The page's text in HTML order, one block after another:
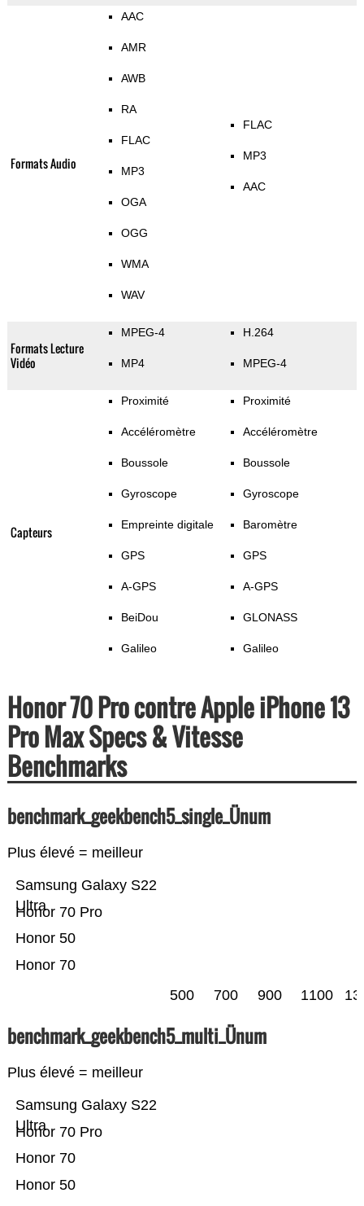
Formats Audio
AAC
AMR
AWB
RA
FLAC
MP3
OGA
OGG
WMA
WAV
FLAC
MP3
AAC
Formats Lecture
Vidéo
MPEG-4
MP4
H.264
MPEG-4
Capteurs
Proximité
Accéléromètre
Boussole
Gyroscope
Empreinte digitale
GPS
A-GPS
BeiDou
Galileo
Proximité
Accéléromètre
Boussole
Gyroscope
Baromètre
GPS
A-GPS
GLONASS
Galileo
Honor 70 Pro contre Apple iPhone 13
Pro Max Specs & Vitesse
Benchmarks
benchmark_geekbench5_single_Ünum
Plus élevé = meilleur
Honor 70
Honor 50
Honor 70 Pro
Samsung Galaxy S22
Ultra
500 700 900 1100
benchmark_geekbench5_multi_Ünum
Plus élevé = meilleur
Honor 50
Honor 70
Honor 70 Pro
Samsung Galaxy S22
Ultra